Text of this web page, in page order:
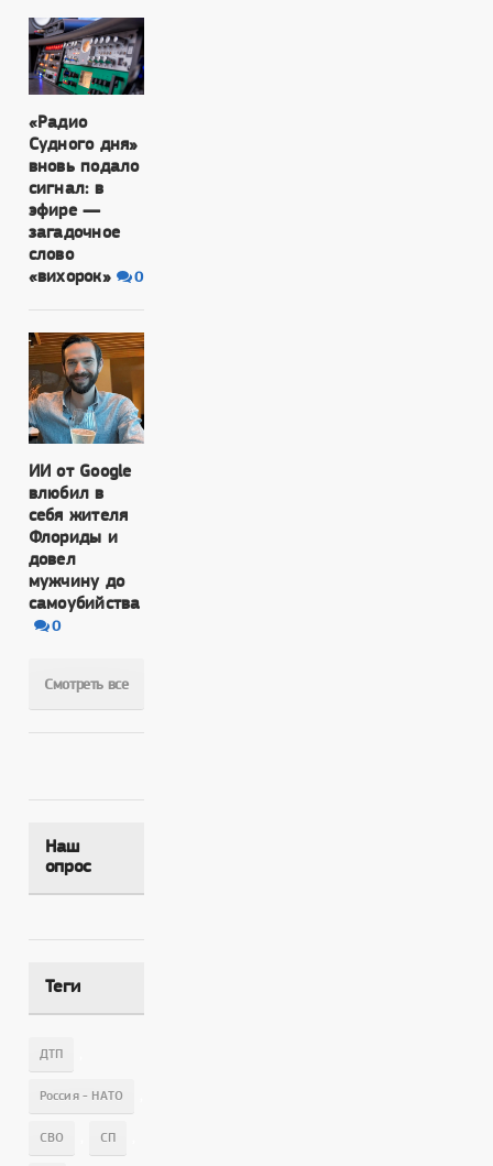
«Радио
Судного дня»
вновь подало
сигнал: в
эфире —
загадочное
слово
«вихорок»
0
ИИ от Google
влюбил в
себя жителя
Флориды и
довел
мужчину до
самоубийства
0
Смотреть все
Наш
опрос
Теги
ДТП
Россия - НАТО
СВО СП